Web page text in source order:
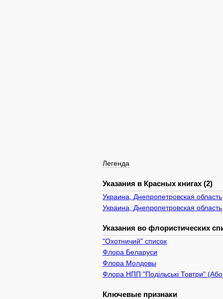
Легенда
Указания в Красных книгах (2)
Украина, Днепропетровская область
Украина, Днепропетровская область
Указания во флористических
"Охотничий" список
Флора Беларуси
Флора Молдовы
Флора НПП "Подільські Товтри"
Ключевые признаки